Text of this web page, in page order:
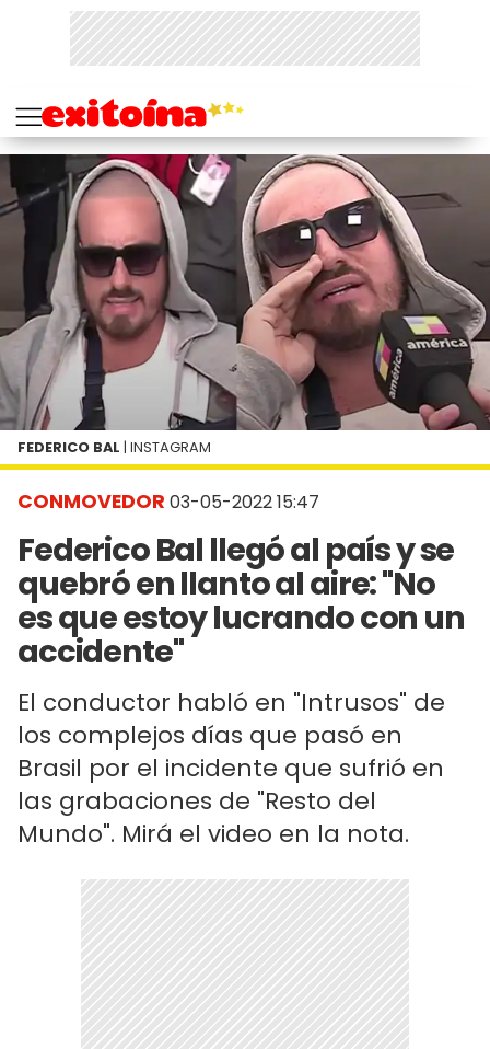
CONMOVEDOR 03-05-2022 15:47
Federico Bal llegó al país y se
quebró en llanto al aire: "No
es que estoy lucrando con un
accidente"
El conductor habló en "Intrusos" de
los complejos días que pasó en
Brasil por el incidente que sufrió en
las grabaciones de "Resto del
Mundo". Mirá el video en la nota.
FEDERICO BAL | INSTAGRAM